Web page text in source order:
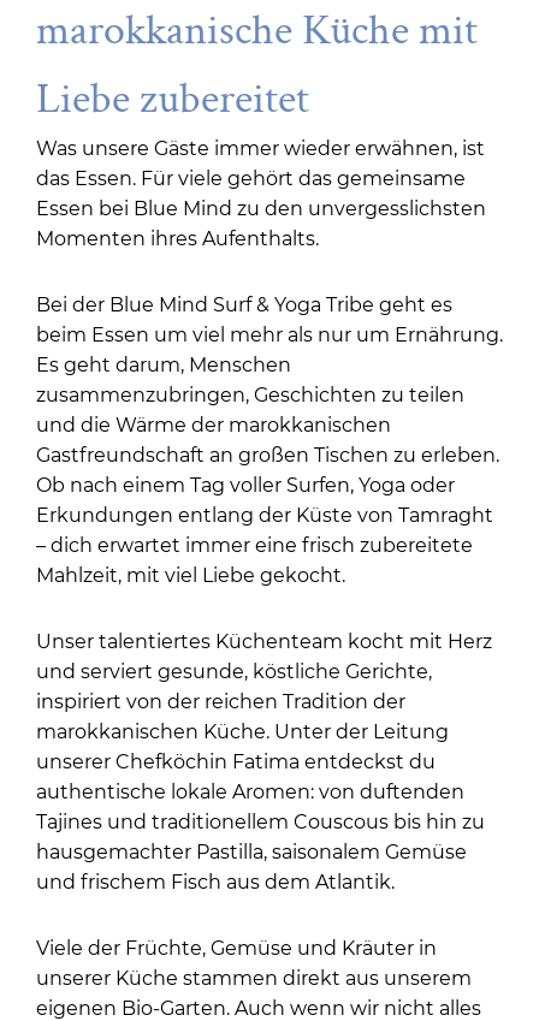
marokkanische Küche mit
Liebe zubereitet
Was unsere Gäste immer wieder erwähnen, ist
das Essen. Für viele gehört das gemeinsame
Essen bei Blue Mind zu den unvergesslichsten
Momenten ihres Aufenthalts.
Bei der Blue Mind Surf & Yoga Tribe geht es
beim Essen um viel mehr als nur um Ernährung.
Es geht darum, Menschen
zusammenzubringen, Geschichten zu teilen
und die Wärme der marokkanischen
Gastfreundschaft an großen Tischen zu erleben.
Ob nach einem Tag voller Surfen, Yoga oder
Erkundungen entlang der Küste von Tamraght
– dich erwartet immer eine frisch zubereitete
Mahlzeit, mit viel Liebe gekocht.
Unser talentiertes Küchenteam kocht mit Herz
und serviert gesunde, köstliche Gerichte,
inspiriert von der reichen Tradition der
marokkanischen Küche. Unter der Leitung
unserer Chefköchin Fatima entdeckst du
authentische lokale Aromen: von duftenden
Tajines und traditionellem Couscous bis hin zu
hausgemachter Pastilla, saisonalem Gemüse
und frischem Fisch aus dem Atlantik.
Viele der Früchte, Gemüse und Kräuter in
unserer Küche stammen direkt aus unserem
eigenen Bio-Garten. Auch wenn wir nicht alles